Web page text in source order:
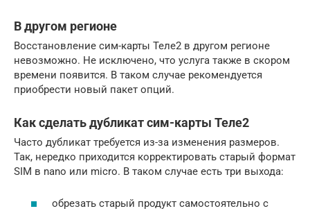
В другом регионе
Восстановление сим-карты Теле2 в другом регионе
невозможно. Не исключено, что услуга также в скором
времени появится. В таком случае рекомендуется
приобрести новый пакет опций.
Как сделать дубликат сим-карты Теле2
Часто дубликат требуется из-за изменения размеров.
Так, нередко приходится корректировать старый формат
SIM в nano или micro. В таком случае есть три выхода:
обрезать старый продукт самостоятельно с